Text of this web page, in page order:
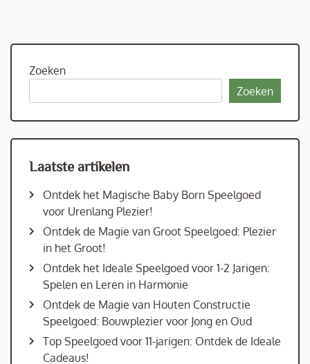
Zoeken
Zoeken
Laatste artikelen
Ontdek het Magische Baby Born Speelgoed
voor Urenlang Plezier!
Ontdek de Magie van Groot Speelgoed: Plezier
in het Groot!
Ontdek het Ideale Speelgoed voor 1-2 Jarigen:
Spelen en Leren in Harmonie
Ontdek de Magie van Houten Constructie
Speelgoed: Bouwplezier voor Jong en Oud
Top Speelgoed voor 11-jarigen: Ontdek de Ideale
Cadeaus!